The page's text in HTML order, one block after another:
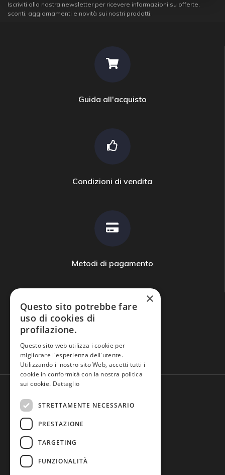
Iscriviti alla nostra newsletter per ricevere informazioni su offerte,
sconti, aggiornamenti e novità sui nostri prodotti.
Guida all'acquisto
Condizioni di vendita
Metodi di pagamento
Domande frequenti
×
Questo sito potrebbe fare
uso di cookies di
profilazione.
Questo sito web utilizza i cookie per
migliorare l'esperienza dell'utente.
Utilizzando il nostro sito Web, accetti tutti i
cookie in conformità con la nostra politica
sui cookie. Dettaglio
STRETTAMENTE NECESSARIO
PRESTAZIONE
TARGETING
FUNZIONALITÀ